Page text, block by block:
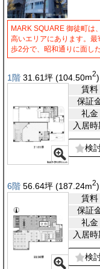
MARK SQUARE 御徒町は
高いエリアにあります。
歩2分で、昭和通りに面し
1階 31.61坪 (104.50m2)
賃料
保証
礼金
入居時
検
6階 56.64坪 (187.24m2)
賃料
保証
礼金
入居時
検